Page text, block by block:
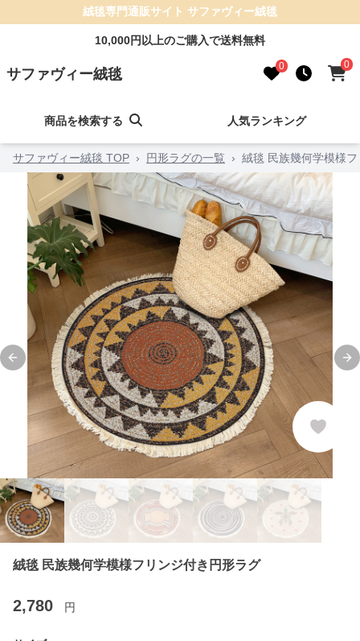
絨毯専門通販サイト サファヴィー絨毯
10,000円以上のご購入で送料無料
サファヴィー絨毯 0 0
商品を検索する 人気ランキング
サファヴィー絨毯 TOP › 円形ラグの一覧 › 絨毯 民族幾何学模様
Previous slide
絨毯 民族幾何学模様フリンジ付き円形ラグ
2,780 円